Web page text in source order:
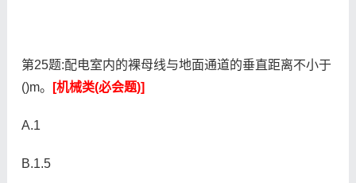
第25题:配电室内的裸母线与地面通道的垂直距离不小于
()m。
[机械类(必会题)]
A.1
B.1.5